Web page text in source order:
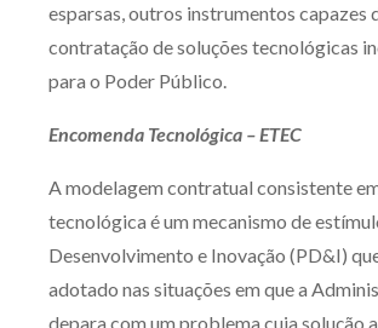
esparsas, outros instrumentos capazes
contratação de soluções tecnológicas
para o Poder Público.
Encomenda Tecnológica – ETEC
A modelagem contratual consistente
tecnológica é um mecanismo de
Desenvolvimento e Inovação (PD&I)
adotado nas situações em que a
depara com um problema cuja solução